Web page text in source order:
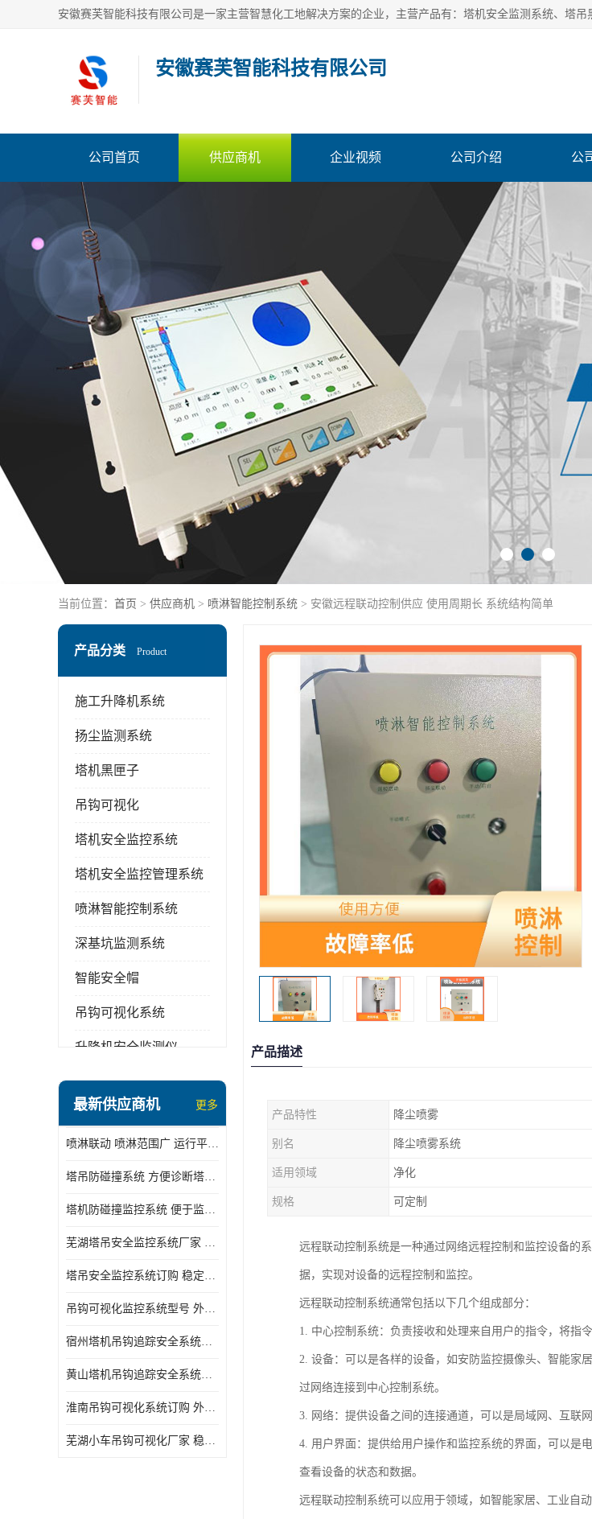
安徽赛芙智能科技有限公司
公司首页 供应商机 企业视频 公司介绍 公
当前位置： 首页 > 供应商机 > 喷淋智能控制系统 > 安徽远程联动控制供应 使用周期长 系统结构简单
产品分类 Product
施工升降机系统
扬尘监测系统
塔机黑匣子
吊钩可视化
塔机安全监控系统
塔机安全监控管理系统
喷淋智能控制系统
深基坑监测系统
智能安全帽
吊钩可视化系统
升降机安全监测仪
最新供应商机 更多
喷淋联动 喷淋范围广 运行平稳 噪音小
塔吊防碰撞系统 方便诊断塔机状态 自动变焦智能化跟踪
塔机防碰撞监控系统 便于监督和管理 主要应用于塔机的实时监控
芜湖塔吊安全监控系统厂家 外观简洁大方 减少盲吊引发的事故
塔吊安全监控系统订购 稳定性高 结构清晰稳定
吊钩可视化监控系统型号 外观简洁大方 信号稳定 抗干扰性强
宿州塔机吊钩追踪安全系统厂家 提高工作效率 结构清晰稳定
黄山塔机吊钩追踪安全系统价格 可远程查看 减少盲吊引发的事故
淮南吊钩可视化系统订购 外观简洁大方 体积小 占用空间小
芜湖小车吊钩可视化厂家 稳定性高 可视吊装 降低盲吊风险
产品描述
产品特性 降尘喷雾
别名 降尘喷雾系统
适用领域 净化
规格 可定制
远程联动控制系统是一种通过网络远程控制和监控设备的
据，实现对设备的远程控制和监控。
远程联动控制系统通常包括以下几个组成部分：
1. 中心控制系统：负责接收和处理来自用户的指令，将指
2. 设备：可以是各样的设备，如安防监控摄像头、智能家
过网络连接到中心控制系统。
3. 网络：提供设备之间的连接通道，可以是局域网、互联
4. 用户界面：提供给用户操作和监控系统的界面，可以是
查看设备的状态和数据。
远程联动控制系统可以应用于领域，如智能家居、工业自